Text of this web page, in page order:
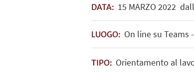
DATA: 15 MARZO 2022
LUOGO: On line su Teams
TIPO: Orientamento al